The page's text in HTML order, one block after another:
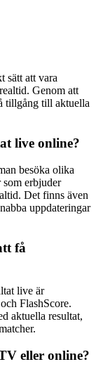
sätt att vara
Genom att
tillgång till aktuella
live online?
besöka olika
som erbjuder
Det finns även
uppdateringar
få
live är
FlashScore.
aktuella resultat,
eller online?